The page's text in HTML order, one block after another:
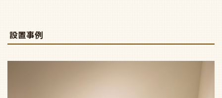
設置事例